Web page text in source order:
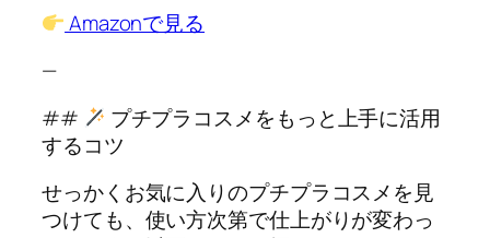
Amazonで見る
—
##
プチプラコスメをもっと上手に活用
するコツ
せっかくお気に入りのプチプラコスメを見
つけても、使い方次第で仕上がりが変わっ